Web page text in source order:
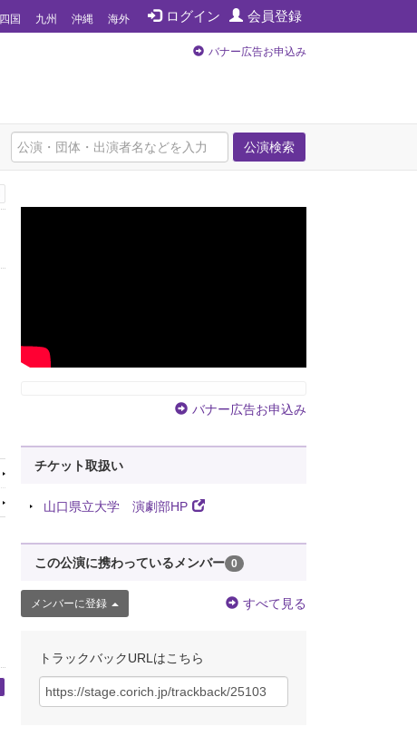
ログイン 会員登録
四国 九州 沖縄 海外
バナー広告お申込み
公演検索
バナー広告お申込み
チケット取扱い
山口県立大学 演劇部HP
この公演に携わっているメンバー 0
メンバーに登録 すべて見る
トラックバックURLはこちら